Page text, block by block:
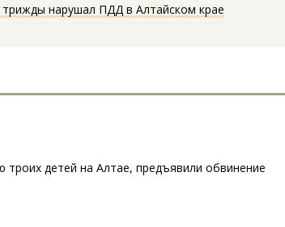
нарушал ПДД в Алтайском крае
детей на Алтае, предъявили обвинение